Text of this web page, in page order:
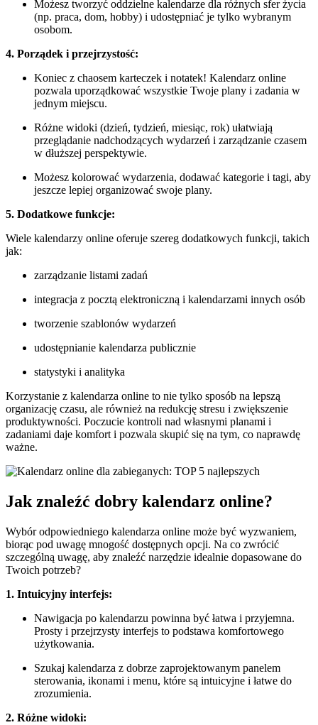
Możesz tworzyć oddzielne kalendarze dla różnych sfer życia
(np. praca, dom, hobby) i udostępniać je tylko wybranym
osobom.
4. Porządek i przejrzystość:
Koniec z chaosem karteczek i notatek! Kalendarz online
pozwala uporządkować wszystkie Twoje plany i zadania w
jednym miejscu.
Różne widoki (dzień, tydzień, miesiąc, rok) ułatwiają
przeglądanie nadchodzących wydarzeń i zarządzanie czasem
w dłuższej perspektywie.
Możesz kolorować wydarzenia, dodawać kategorie i tagi, aby
jeszcze lepiej organizować swoje plany.
5. Dodatkowe funkcje:
Wiele kalendarzy online oferuje szereg dodatkowych funkcji, takich
jak:
zarządzanie listami zadań
integracja z pocztą elektroniczną i kalendarzami innych osób
tworzenie szablonów wydarzeń
udostępnianie kalendarza publicznie
statystyki i analityka
Korzystanie z kalendarza online to nie tylko sposób na lepszą
organizację czasu, ale również na redukcję stresu i zwiększenie
produktywności. Poczucie kontroli nad własnymi planami i
zadaniami daje komfort i pozwala skupić się na tym, co naprawdę
ważne.
Jak znaleźć dobry kalendarz online?
Wybór odpowiedniego kalendarza online może być wyzwaniem,
biorąc pod uwagę mnogość dostępnych opcji. Na co zwrócić
szczególną uwagę, aby znaleźć narzędzie idealnie dopasowane do
Twoich potrzeb?
1. Intuicyjny interfejs:
Nawigacja po kalendarzu powinna być łatwa i przyjemna.
Prosty i przejrzysty interfejs to podstawa komfortowego
użytkowania.
Szukaj kalendarza z dobrze zaprojektowanym panelem
sterowania, ikonami i menu, które są intuicyjne i łatwe do
zrozumienia.
2. Różne widoki: